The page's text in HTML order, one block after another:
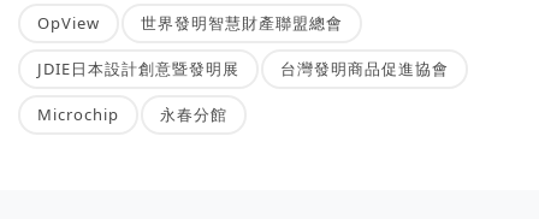
OpView 世界發明智慧財產聯盟總會
JDIE日本設計創意暨發明展 台灣發明商品促進協會
Microchip 永春分館